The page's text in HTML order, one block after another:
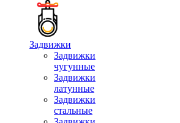
Задвижки
Задвижки
чугунные
Задвижки
латунные
Задвижки
стальные